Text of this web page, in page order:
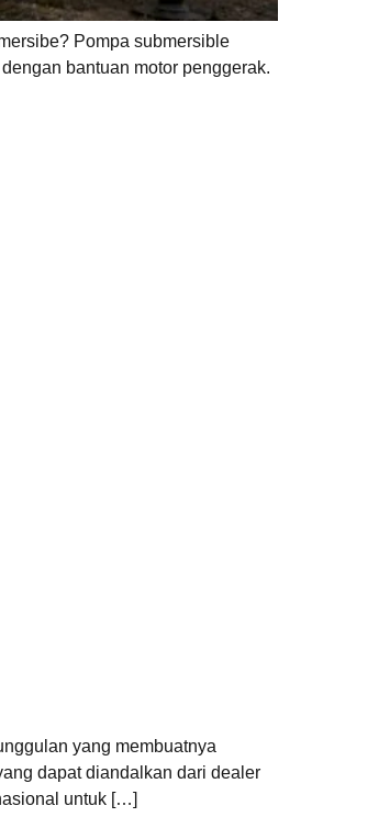
Pompa submersible
bantuan motor penggerak.
yang membuatnya
dapat diandalkan dari dealer
untuk […]